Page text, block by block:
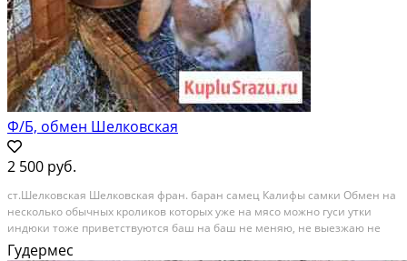
Ф/Б, обмен Шелковская
2 500 руб.
ст.Шелковская Шелковская фран. баран самец Калифы самки Обмен на
несколько обычных кроликов которых уже на мясо можно гуси утки
индюки тоже приветствуются баш на баш не меняю, не выезжаю не
достовляю не отправляю, кролики находятся в Шелковском
Гудермес